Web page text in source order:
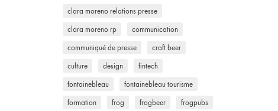
clara moreno relations presse
clara moreno rp communication
communiqué de presse craft beer
culture design fintech
fontainebleau fontainebleau tourisme
formation frog frogbeer frogpubs